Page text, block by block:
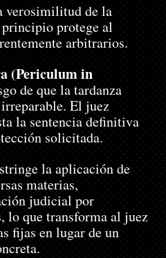
verosimilitud de la
protege al
arbitrarios.
(Periculum in
de que la tardanza
El juez
la sentencia definitiva
solicitada.
la aplicación de
materias,
judicial por
lo que transforma al juez
fijas en lugar de un